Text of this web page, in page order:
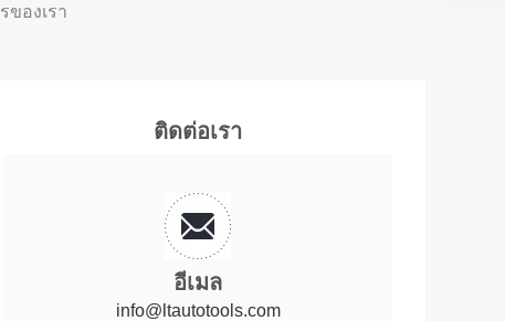
ของเรา
ติดต่อเรา
อีเมล
info@ltautotools.com